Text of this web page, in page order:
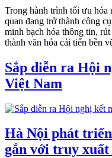
Trong hành trình tối ưu hóa
quan đang trở thành công
minh bạch hóa thông tin,
thành văn hóa cải tiến bền
Sắp diễn ra Hội
Việt Nam
Hà Nội phát
gắn với truy xuất